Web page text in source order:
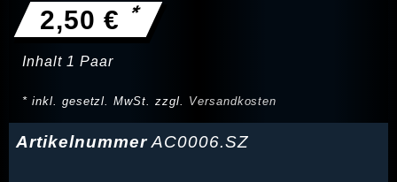
2,50 € *
Inhalt 1 Paar
* inkl. gesetzl. MwSt. zzgl. Versandkosten
ArtikelnummerAC0006.SZ